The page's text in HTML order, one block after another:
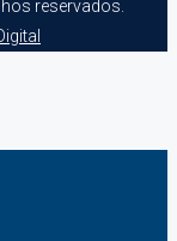
reservados.